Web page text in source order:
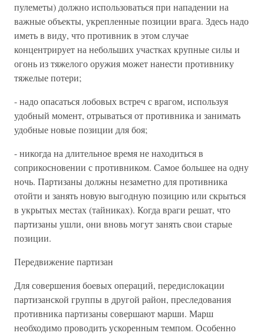
пулеметы) должно использоваться при нападении на
важные объекты, укрепленные позиции врага. Здесь надо
иметь в виду, что противник в этом случае
концентрирует на небольших участках крупные силы и
огонь из тяжелого оружия может нанести противнику
тяжелые потери;
- надо опасаться лобовых встреч с врагом, используя
удобный момент, отрываться от противника и занимать
удобные новые позиции для боя;
- никогда на длительное время не находиться в
соприкосновении с противником. Самое большее на одну
ночь. Партизаны должны незаметно для противника
отойти и занять новую выгодную позицию или скрыться
в укрытых местах (тайниках). Когда враги решат, что
партизаны ушли, они вновь могут занять свои старые
позиции.
Передвижение партизан
Для совершения боевых операций, передислокации
партизанской группы в другой район, преследования
противника партизаны совершают марши. Марш
необходимо проводить ускоренным темпом. Особенно